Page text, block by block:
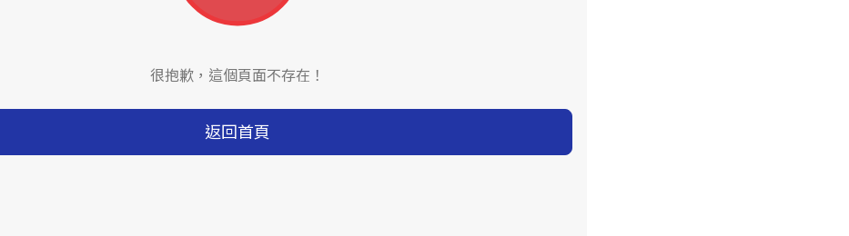
很抱歉，這個頁面不存在！
返回首頁